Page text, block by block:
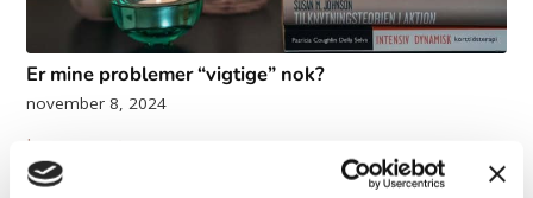
Er mine problemer “vigtige” nok?
november 8, 2024
Læs mere